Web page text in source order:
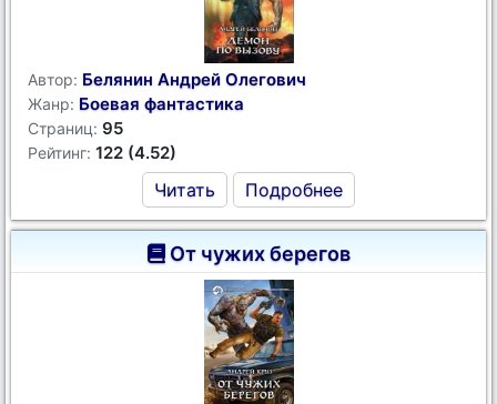
Автор: Белянин Андрей Олегович
Жанр: Боевая фантастика
Страниц: 95
Рейтинг: 122 (4.52)
Читать Подробнее
От чужих берегов